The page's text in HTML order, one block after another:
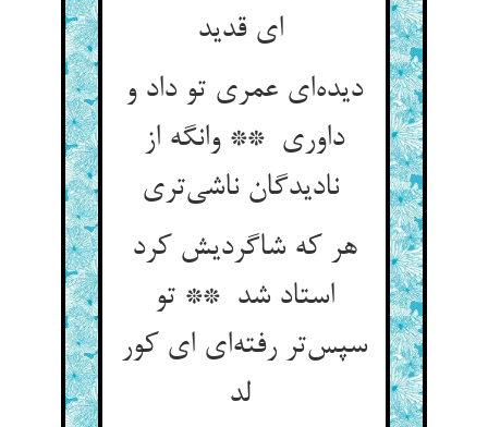
ای قدید
دیده‌ای عمری تو داد و
داوری ** وانگه از
نادیدگان ناشی‌تری
هر که شاگردیش کرد
استاد شد ** تو
سپس‌تر رفته‌ای ای کور